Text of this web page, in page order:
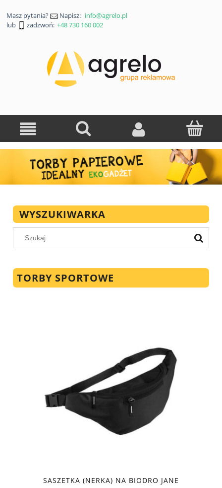
Masz pytania? Napisz: info@agrelo.pl
lub
zadzwoń: +48 730 160 002
WYSZUKIWARKA
TORBY SPORTOWE
SASZETKA (NERKA) NA BIODRO JANE